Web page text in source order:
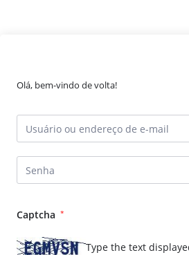
Olá, bem-vindo de volta!
Captcha *
Type the text